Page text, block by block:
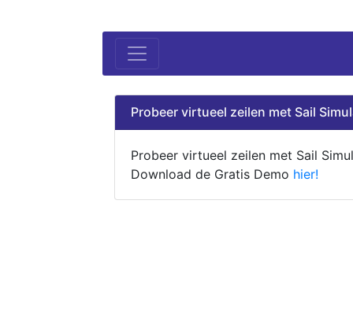
Probeer virtueel zeilen met Sail
Probeer virtueel zeilen met Sail
Download de Gratis Demo hier!